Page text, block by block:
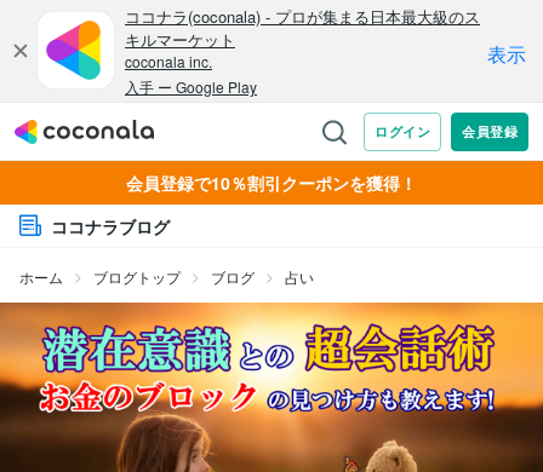
会員登録で10％割引クーポンを獲得！
ココナラブログ
ホーム ブログトップ ブログ 占い